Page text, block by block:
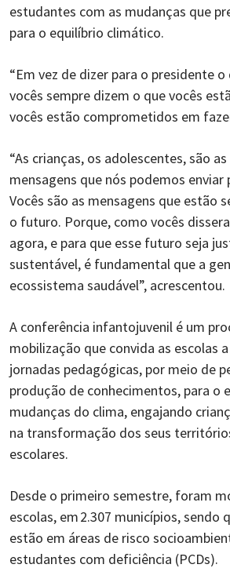
estudantes com as mudanças que
para o equilíbrio climático.
“Em vez de dizer para o presidente
vocês sempre dizem o que vocês
vocês estão comprometidos em
“As crianças, os adolescentes, são
mensagens que nós podemos
Vocês são as mensagens que estão
o futuro. Porque, como vocês
agora, e para que esse futuro seja
sustentável, é fundamental que a
ecossistema saudável”, acrescentou.
A conferência infantojuvenil é um
mobilização que convida as escolas
jornadas pedagógicas, por meio de
produção de conhecimentos, para o
mudanças do clima, engajando
na transformação dos seus
escolares.
Desde o primeiro semestre, foram
escolas, em 2.307 municípios, sendo
estão em áreas de risco
estudantes com deficiência (PCDs).